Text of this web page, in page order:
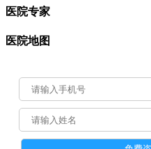
医院专家
医院地图